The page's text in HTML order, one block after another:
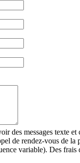
des messages texte
de rendez-vous de
variable). Des frais